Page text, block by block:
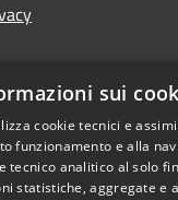
accessibilità
Copyright
sui
cookie tecnici e
funzionamento e alla
tecnico analitico al solo
statistiche, aggregate e